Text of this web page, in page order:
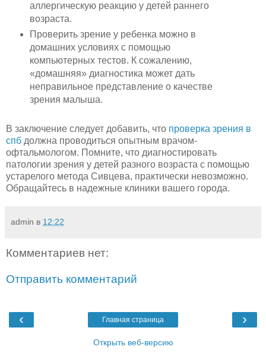
аллергическую реакцию у детей раннего
возраста.
Проверить зрение у ребенка можно в
домашних условиях с помощью
компьютерных тестов. К сожалению,
«домашняя» диагностика может дать
неправильное представление о качестве
зрения малыша.
В заключение следует добавить, что проверка зрения в
спб должна проводиться опытным врачом-
офтальмологом. Помните, что диагностировать
патологии зрения у детей разного возраста с помощью
устарелого метода Сивцева, практически невозможно.
Обращайтесь в надежные клиники вашего города.
admin в 12:22
Комментариев нет:
Отправить комментарий
‹ ›
Главная страница
Открыть веб-версию